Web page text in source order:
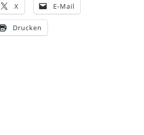
X E-Mail
Drucken